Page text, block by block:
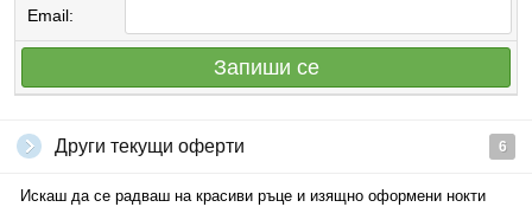
Email:
Запиши се
Други текущи оферти 6
Искаш да се радваш на красиви ръце и изящно оформени нокти